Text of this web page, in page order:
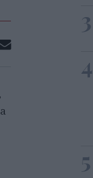
3
4
5